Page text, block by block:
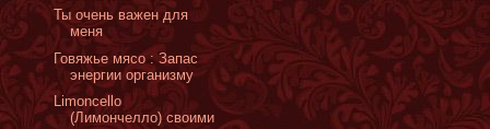
Ты очень важен для
меня
Говяжье мясо : Запас
энергии организму
Limoncello
(Лимончелло) своими